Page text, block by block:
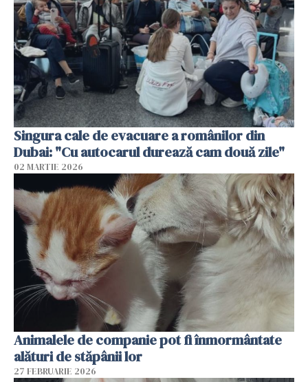
Singura cale de evacuare a românilor din
Dubai: "Cu autocarul durează cam două zile"
02 MARTIE 2026
Animalele de companie pot fi înmormântate
alături de stăpânii lor
27 FEBRUARIE 2026